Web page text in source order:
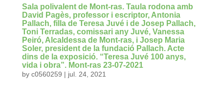
Sala polivalent de Mont-ras. Taula rodona amb
David Pagès, professor i escriptor, Antonia
Pallach, filla de Teresa Juvé i de Josep Pallach,
Toni Terradas, comissari any Juvé, Vanessa
Peiró, Alcaldessa de Mont-ras, i Josep Maria
Soler, president de la fundació Pallach. Acte
dins de la exposició. “Teresa Juvé 100 anys,
vida i obra”. Mont-ras 23-07-2021
by c0560259 | jul. 24, 2021